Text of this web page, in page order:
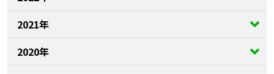
2021年
2020年